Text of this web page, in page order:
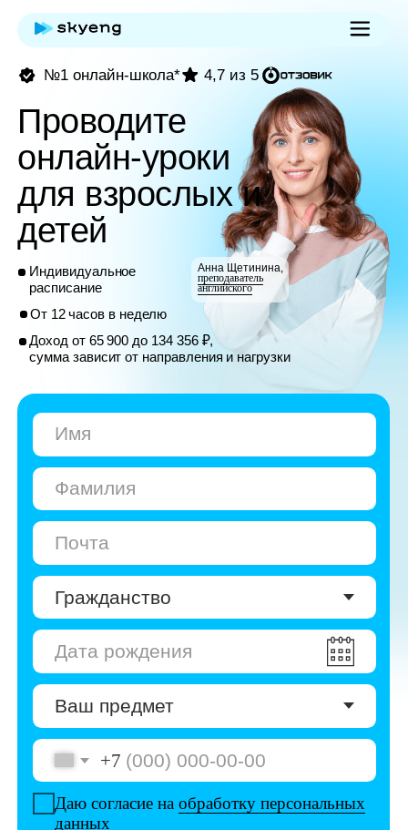
Индивидуальное
расписание
От 12 часов в неделю
Доход от 65 900 до 134 356 ₽,
сумма зависит от направления и нагрузки
4,7 из 5
Проводите
онлайн-уроки
для взрослых и
детей
Даю согласие наобработку персональных
Даю согласие наполучение рекламы
Перейти к анкете
Анна Щетинина,
преподаватель